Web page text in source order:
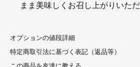
まま美味しくお召し上がりいただ
オプションの値段詳細
特定商取引法に基づく表記（返品等）